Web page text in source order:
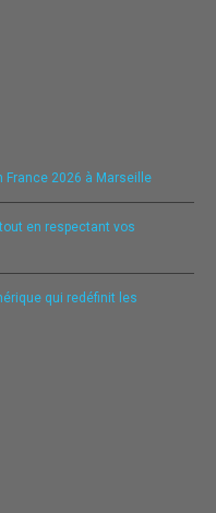
France 2026 à Marseille
en respectant vos
qui redéfinit les